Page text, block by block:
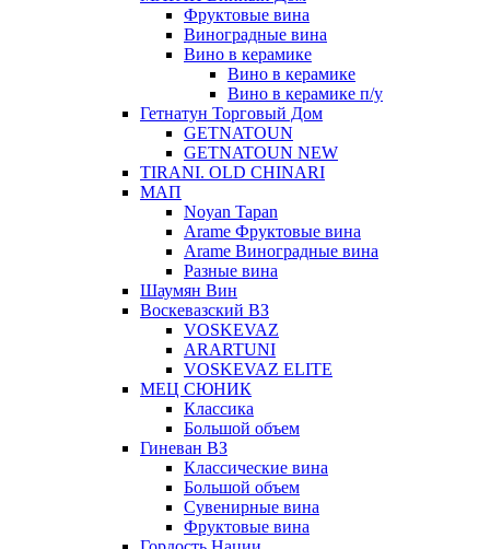
Фруктовые вина
Виноградные вина
Вино в керамике
Вино в керамике
Вино в керамике п/у
Гетнатун Торговый Дом
GETNATOUN
GETNATOUN NEW
TIRANI. OLD CHINARI
МАП
Noyan Tapan
Arame Фруктовые вина
Arame Виноградные вина
Разные вина
Шаумян Вин
Воскевазский ВЗ
VOSKEVAZ
ARARTUNI
VOSKEVAZ ELITE
МЕЦ СЮНИК
Классика
Большой объем
Гиневан ВЗ
Классические вина
Большой объем
Сувенирные вина
Фруктовые вина